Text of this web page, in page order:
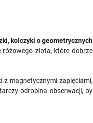
kolczyki o geometrycznych
złota, które dobrze
z magnetycznymi zapięciami,
odrobina obserwacji, by